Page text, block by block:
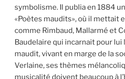
symbolisme. Il publia en 1884
«Poètes maudits», où il mettait
comme Rimbaud, Mallarmé et
Baudelaire qui incarnait pour
maudit, vivant en marge de la
Verlaine, ses thèmes
musicalité doivent beaucoup à